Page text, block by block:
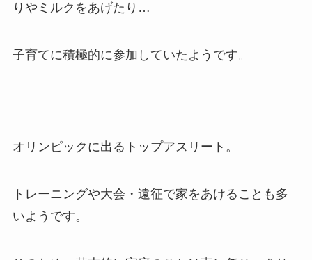
りやミルクをあげたり…
子育てに積極的に参加していたようです。
オリンピックに出るトップアスリート。
トレーニングや大会・遠征で家をあけることも多
いようです。